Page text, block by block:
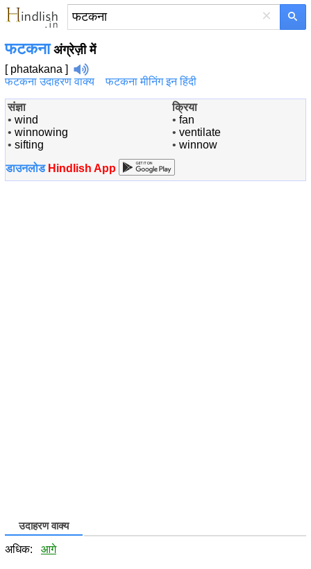
×
फटकनाअंग्रेज़ी में
[ phatakana ]
फटकना उदाहरण वाक्य
फटकना मीनिंग इन हिंदी
संज्ञा
• wind
• winnowing
• sifting
क्रिया
• fan
• ventilate
• winnow
डाउनलोड Hindlish App
उदाहरण वाक्य
अधिक: आगे